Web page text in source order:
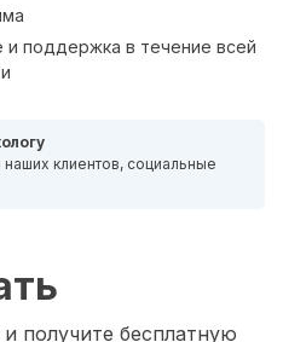
поддержка в течение всей
клиентов, социальные
получите бесплатную